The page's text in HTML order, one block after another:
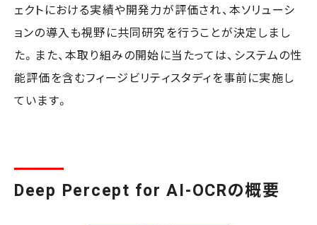
ェクトにおける実績や開発力が評価され、本ソリューシ
ョンの導入も視野に共同研究を行うことが決定しまし
た。また、本取り組みの開始に当たっては、システムの性
能評価を含むフィージビリティスタディを事前に実施し
ています。
Deep Percept for AI-OCRの概要